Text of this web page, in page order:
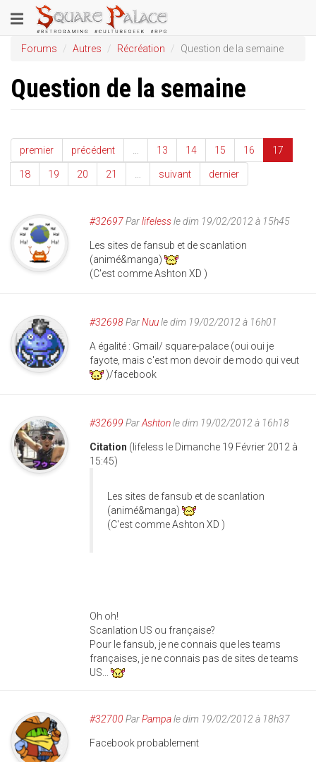
au
contenu
principal
Toggle
navigation
Forums Autres Récréation Question de la semaine
Question de la semaine
premier précédent 13 14 15 16 17
18 19 20 21 suivant dernier
#32697Parlifelessle dim 19/02/2012 à 15h45
Les sites de fansub et de scanlation
(animé&manga)
(C'est comme Ashton XD )
#32698ParNuule dim 19/02/2012 à 16h01
A égalité : Gmail/ square-palace (oui oui je
fayote, mais c'est mon devoir de modo qui veut
)/facebook
#32699 ParAshtonle dim 19/02/2012 à 16h18
Citation (lifeless le Dimanche 19 Février 2012 à
15:45)
Les sites de fansub et de scanlation
(animé&manga)
(C'est comme Ashton XD )
Oh oh!
Scanlation US ou française?
Pour le fansub, je ne connais que les teams
françaises, je ne connais pas de sites de teams
US...
#32700 ParPampale dim 19/02/2012 à 18h37
Facebook probablement